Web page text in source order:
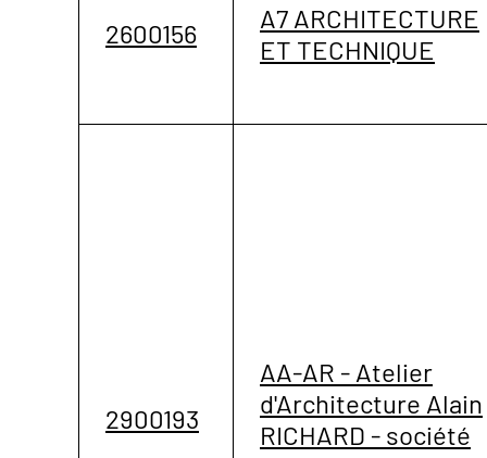
2600156
A7 ARCHITECTURE
ET TECHNIQUE
2900193
AA-AR - Atelier
d'Architecture Alain
RICHARD - société